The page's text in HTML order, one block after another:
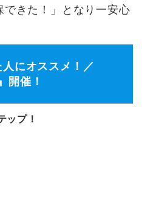
できた！」となり一安心
にオススメ！／
開催！
ップ！